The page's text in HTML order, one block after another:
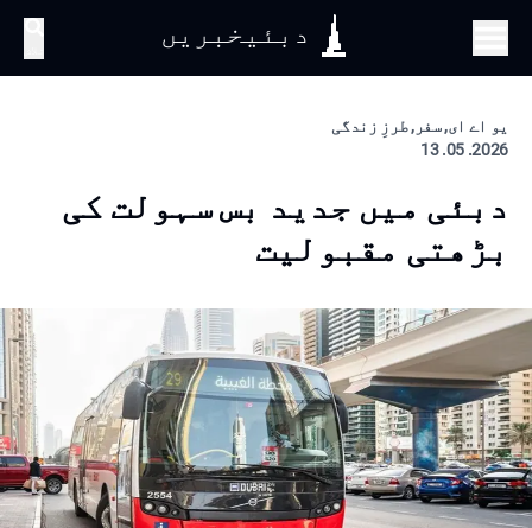
دبئیخبریں
یو اے ای, سفر, طرزِ زندگی
2026. 05. 13
دبئی میں جدید بس سہولت کی
بڑھتی مقبولیت